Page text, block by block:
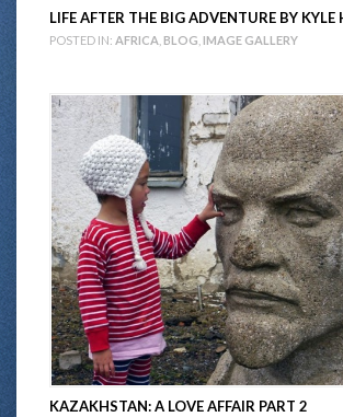
LIFE AFTER THE BIG ADVENTURE BY KYLE
POSTED IN: AFRICA BLOG IMAGE GALLERY
KAZAKHSTAN: A LOVE AFFAIR PART 2